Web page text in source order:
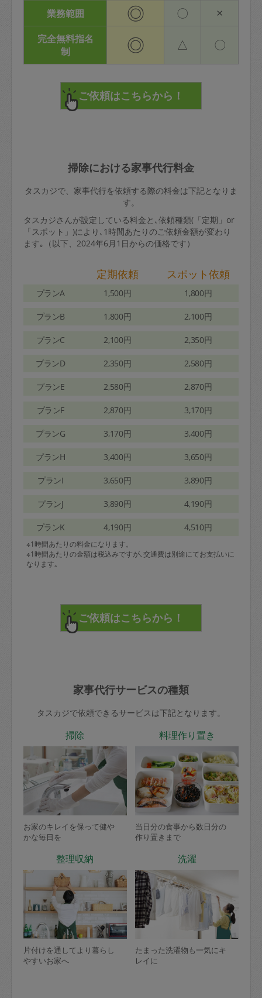
業務範囲 ◎ 〇 ×
完全無料指名
制
◎ △ 〇
掃除における家事代行料金
タスカジで、家事代行を依頼する際の料金は下記となりま
す。
タスカジさんが設定している料金と､依頼種類(「定期」or
「スポット」)により､1時間あたりのご依頼金額が変わり
ます｡（以下、2024年6月1日からの価格です）
定期依頼 スポット依頼
プランA 1,500円 1,800円
プランB 1,800円 2,100円
プランC 2,100円 2,350円
プランD 2,350円 2,580円
プランE 2,580円 2,870円
プランF 2,870円 3,170円
プランG 3,170円 3,400円
プランH 3,400円 3,650円
プランI 3,650円 3,890円
プランJ 3,890円 4,190円
プランK 4,190円 4,510円
※1時間あたりの料金になります。
※1時間あたりの金額は税込みですが､交通費は別途にてお支払いに
なります｡
家事代行サービスの種類
タスカジで依頼できるサービスは下記となります。
掃除
お家のキレイを保って健や
かな毎日を
料理作り置き
当日分の食事から数日分の
作り置きまで
整理収納
片付けを通してより暮らし
やすいお家へ
洗濯
たまった洗濯物も一気にキ
レイに